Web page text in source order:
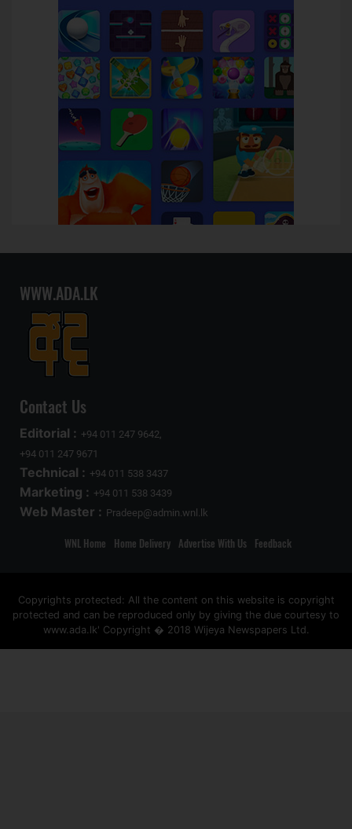
WWW.ADA.LK
Contact Us
Editorial : +94 011 247 9642,
+94 011 247 9671
Technical : +94 011 538 3437
Marketing : +94 011 538 3439
Web Master : Pradeep@admin.wnl.lk
WNL Home Home Delivery Advertise With Us Feedback
Copyrights protected: All the content on this website is copyright
protected and can be reproduced only by giving the due courtesy to
www.ada.lk' Copyright � 2018 Wijeya Newspapers Ltd.